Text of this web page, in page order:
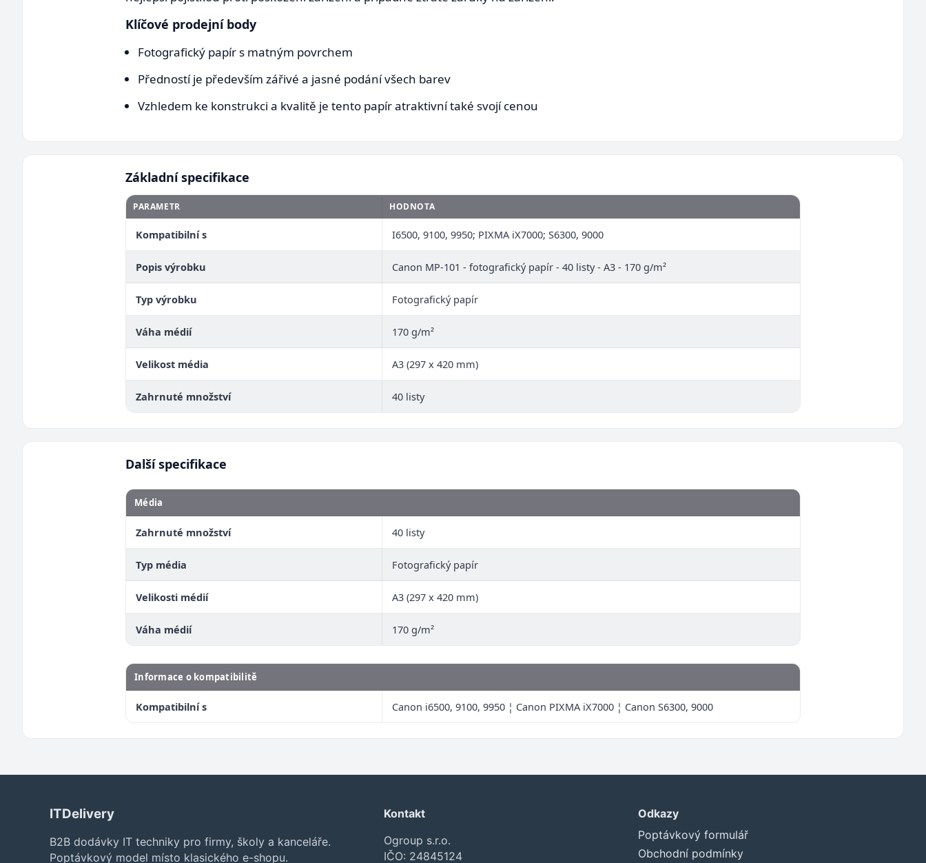
Klíčové prodejní body
Fotografický papír s matným povrchem
Předností je především zářivé a jasné podání všech barev
Vzhledem ke konstrukci a kvalitě je tento papír atraktivní také svojí cenou
Základní specifikace
PARAMETR HODNOTA
Kompatibilní s I6500, 9100, 9950; PIXMA iX7000; S6300, 9000
Popis výrobku Canon MP-101 - fotografický papír - 40 listy - A3 - 170 g/m²
Typ výrobku Fotografický papír
Váha médií 170 g/m²
Velikost média A3 (297 x 420 mm)
Zahrnuté množství 40 listy
Další specifikace
Média
Zahrnuté množství 40 listy
Typ média Fotografický papír
Velikosti médií A3 (297 x 420 mm)
Váha médií 170 g/m²
Informace o kompatibilitě
Kompatibilní s Canon i6500, 9100, 9950 ¦ Canon PIXMA iX7000 ¦ Canon S6300, 9000
ITDelivery
B2B dodávky IT techniky pro firmy, školy a kanceláře.
Poptávkový model místo klasického e-shopu.
Kontakt
Ogroup s.r.o.
IČO: 24845124
Odkazy
Poptávkový formulář
Obchodní podmínky